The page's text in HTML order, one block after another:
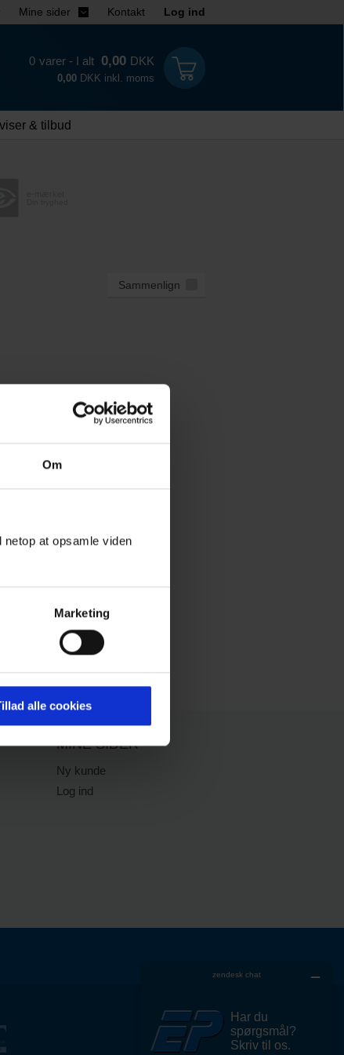
Om
at opsamle viden
Marketing
alle cookies
Mine sider Kontakt Log ind
0 varer - I alt 0,00 DKK
0,00DKK inkl. moms
& tilbud
Sammenlign
MINE SIDER
Ny kunde
Log ind